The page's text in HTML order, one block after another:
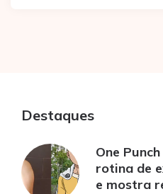
Destaques
One
rotina de
e mostra